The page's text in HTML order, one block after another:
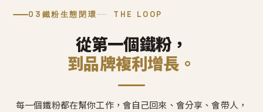
03 鐵粉生態閉環 THE LOOP
從第一個鐵粉，
到品牌複利增長。
每一個鐵粉都在幫你工作，會自己回來、會分享、會帶人，